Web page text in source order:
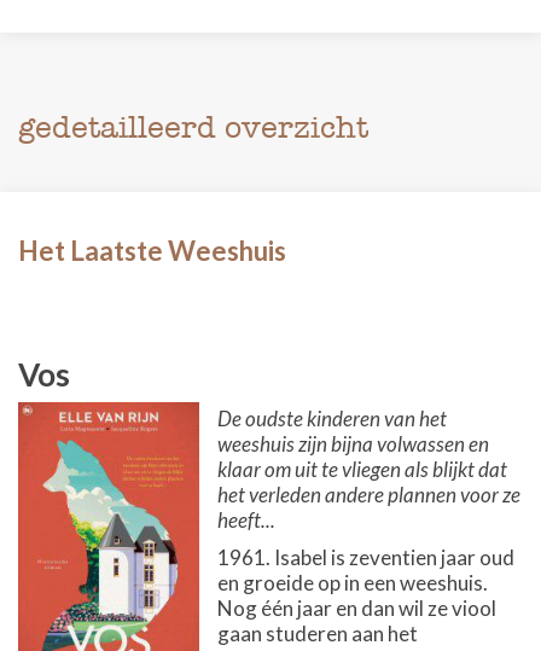
gedetailleerd overzicht
Het Laatste Weeshuis
Vos
De oudste kinderen van het
weeshuis zijn bijna volwassen en
klaar om uit te vliegen als blijkt dat
het verleden andere plannen voor ze
heeft...
1961. Isabel is zeventien jaar oud
en groeide op in een weeshuis.
Nog één jaar en dan wil ze viool
gaan studeren aan het